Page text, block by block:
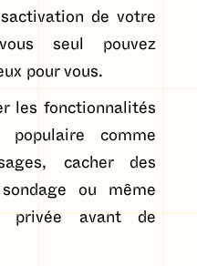
de votre
seul pouvez
pour vous.
les fonctionnalités
comme
cacher des
ou même
privée avant de